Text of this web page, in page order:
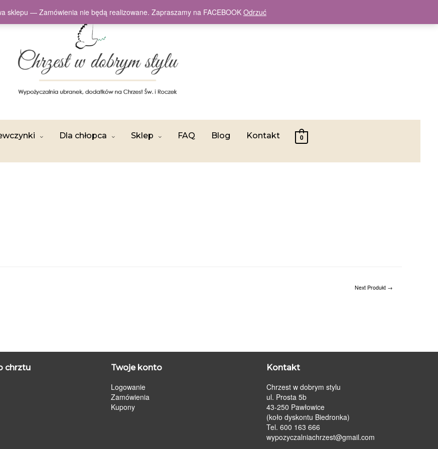
Dla chłopca Sklep FAQ Blog Kontakt 0
Next Produkt →
chrztu Twoje konto
Logowanie
Zamówienia
Kupony
Kontakt
Chrzest w dobrym stylu
ul. Prosta 5b
43-250 Pawłowice
(koło dyskontu Biedronka)
Tel. 600 163 666
wypozyczalniachrzest@gmail.com
sklepu — Zamówienia nie będą realizowane. Zapraszamy na FACEBOOK Odrzuć